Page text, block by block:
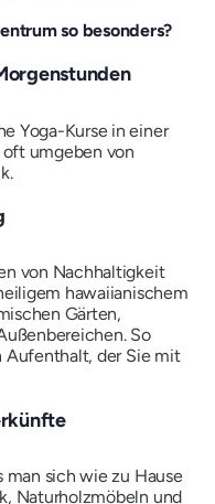
so besonders?
Yoga-Kurse in einer
umgeben von
von Nachhaltigkeit
hawaiianischem
Gärten,
So
Aufenthalt, der Sie mit
man sich wie zu Hause
Naturholzmöbeln und